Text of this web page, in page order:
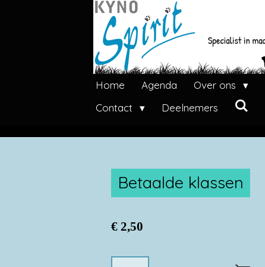
Home Agenda Over ons
Contact
Deelnemers
Betaalde klassen
€ 2,50